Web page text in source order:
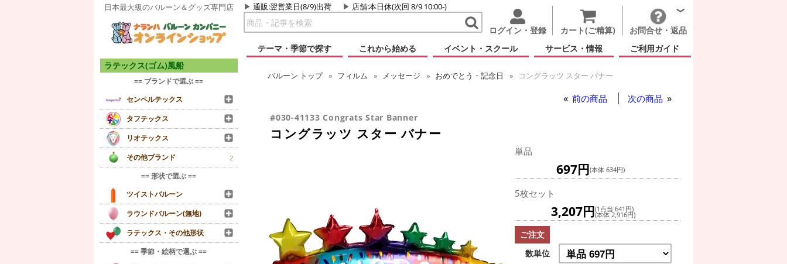
日本最大級のバルーン＆グッズ専門店 通販:翌営業日(8/9)出荷 店舗:本日休(次回 8/9 10:00-)
ログイン・登録 カート(ご精算)
お問合せ・返品
テーマ・季節で探す
これから始める イベント・スクール サービス・情報 ご利用ガイド
ラテックス(ゴム)風船
== ブランドで選ぶ ==
センペルテックス
タフテックス
リオテックス
その他ブランド
2
== 形状で選ぶ ==
ツイストバルーン
ラウンドバルーン(無地)
ラテックス・その他形状
== 季節・絵柄で選ぶ ==
バルーン トップ フィルム メッセージ おめでとう・記念日 コングラッツ スター バナー
前の商品 次の商品
#030-41133 Congrats Star Banner
コングラッツ スター バナー
単品
697円(本体 634円)
5枚セット
3,207円(1点当 641円)
(本体 2,916円)
ご注文
数単位